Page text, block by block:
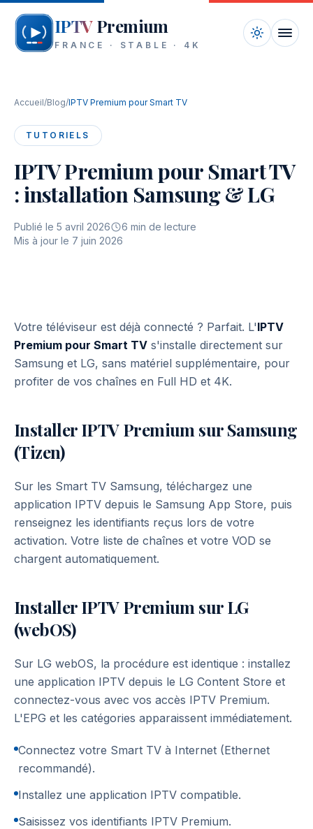
IPTVPremium
FRANCE · STABLE · 4K
Chaînes
Appareils
Blog
Obtenir l'accès IPTV Premium
Accueil/Blog/IPTV Premium pour Smart TV
TUTORIELS
IPTV Premium pour Smart TV
: installation Samsung & LG
Publié le 5 avril 2026 6 min de lecture
Mis à jour le 7 juin 2026
Votre téléviseur est déjà connecté ? Parfait. L'IPTV
Premium pour Smart TV s'installe directement sur
Samsung et LG, sans matériel supplémentaire, pour
profiter de vos chaînes en Full HD et 4K.
Installer IPTV Premium sur Samsung
(Tizen)
Sur les Smart TV Samsung, téléchargez une
application IPTV depuis le Samsung App Store, puis
renseignez les identifiants reçus lors de votre
activation. Votre liste de chaînes et votre VOD se
chargent automatiquement.
Installer IPTV Premium sur LG
(webOS)
Sur LG webOS, la procédure est identique : installez
une application IPTV depuis le LG Content Store et
connectez-vous avec vos accès IPTV Premium.
L'EPG et les catégories apparaissent immédiatement.
Connectez votre Smart TV à Internet (Ethernet
recommandé).
Installez une application IPTV compatible.
Saisissez vos identifiants IPTV Premium.